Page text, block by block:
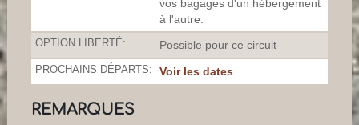
vos bagages d'un hébergement
à l'autre.
OPTION LIBERTÉ: Possible pour ce circuit
PROCHAINS DÉPARTS: Voir les dates
REMARQUES